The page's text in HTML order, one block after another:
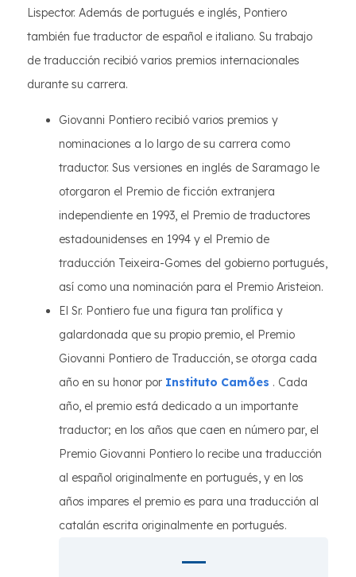
Lispector. Además de portugués e inglés, Pontiero
también fue traductor de español e italiano. Su trabajo
de traducción recibió varios premios internacionales
durante su carrera.
Giovanni Pontiero recibió varios premios y
nominaciones a lo largo de su carrera como
traductor. Sus versiones en inglés de Saramago le
otorgaron el Premio de ficción extranjera
independiente en 1993, el Premio de traductores
estadounidenses en 1994 y el Premio de
traducción Teixeira-Gomes del gobierno portugués,
así como una nominación para el Premio Aristeion.
El Sr. Pontiero fue una figura tan prolífica y
galardonada que su propio premio, el Premio
Giovanni Pontiero de Traducción, se otorga cada
año en su honor por Instituto Camões . Cada
año, el premio está dedicado a un importante
traductor; en los años que caen en número par, el
Premio Giovanni Pontiero lo recibe una traducción
al español originalmente en portugués, y en los
años impares el premio es para una traducción al
catalán escrita originalmente en portugués.